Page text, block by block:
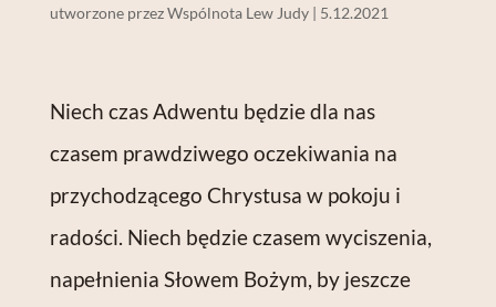
utworzone przezWspólnota Lew Judy| 5.12.2021
Niech czas Adwentu będzie dla nas
czasem prawdziwego oczekiwania na
przychodzącego Chrystusa w pokoju i
radości. Niech będzie czasem wyciszenia,
napełnienia Słowem Bożym, by jeszcze